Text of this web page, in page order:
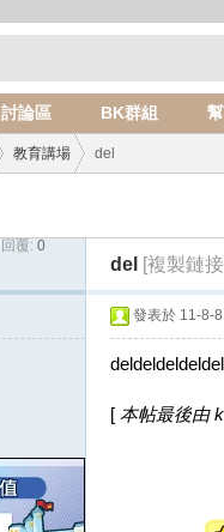
討論區 BK群組
教育講場 del
回覆: 0
del [複製鏈
發表於 11-8-
[ 本帖最後由